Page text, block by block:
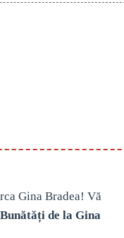
Gina Bradea! Vă
Bunătăți de la Gina